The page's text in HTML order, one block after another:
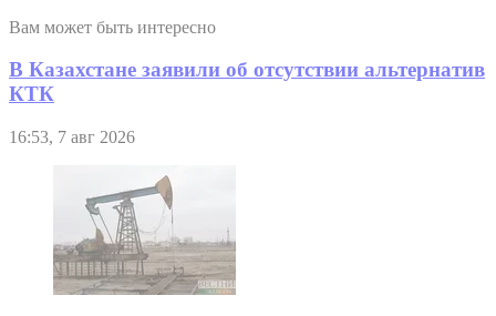
Вам может быть интересно
В Казахстане заявили об отсутствии альтернатив
КТК
16:53, 7 авг 2026